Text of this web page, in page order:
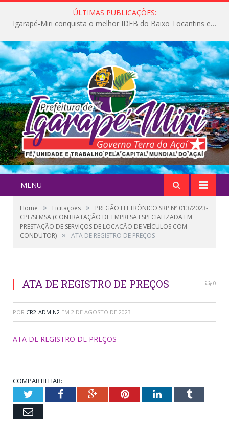
ÚLTIMAS PUBLICAÇÕES:
Igarapé-Miri conquista o melhor IDEB do Baixo Tocantins e avança na qualidade da educação pública
MENU
Home » Licitações »
PREGÃO ELETRÔNICO SRP Nº 013/2023-
CPL/SEMSA (CONTRATAÇÃO DE EMPRESA ESPECIALIZADA EM
PRESTAÇÃO DE SERVIÇOS DE LOCAÇÃO DE VEÍCULOS COM
CONDUTOR) » ATA DE REGISTRO DE PREÇOS
ATA DE REGISTRO DE PREÇOS 0
POR CR2-ADMIN2 EM 2 DE AGOSTO DE 2023
ATA DE REGISTRO DE PREÇOS
COMPARTILHAR:
TwitterFacebookGoogle+PinterestLinkedInTumblr
Email